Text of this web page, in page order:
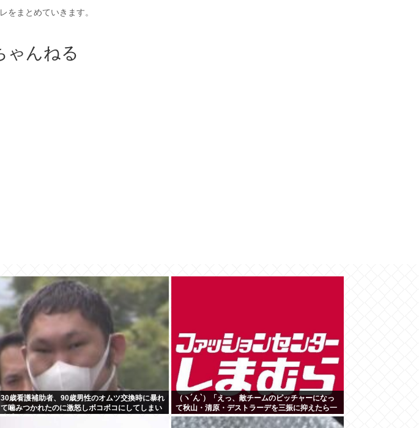
をまとめていきます。
ゃんねる
30歳看護補助者、90歳男性のオムツ交換時に暴れ
て噛みつかれたのに激怒しボコボコにしてしまい
（ヽ´ん`）「えっ、敵チームのピッチャーになっ
て秋山・清原・デストラーデを三振に抑えたら一
億ですか？」→どうする？